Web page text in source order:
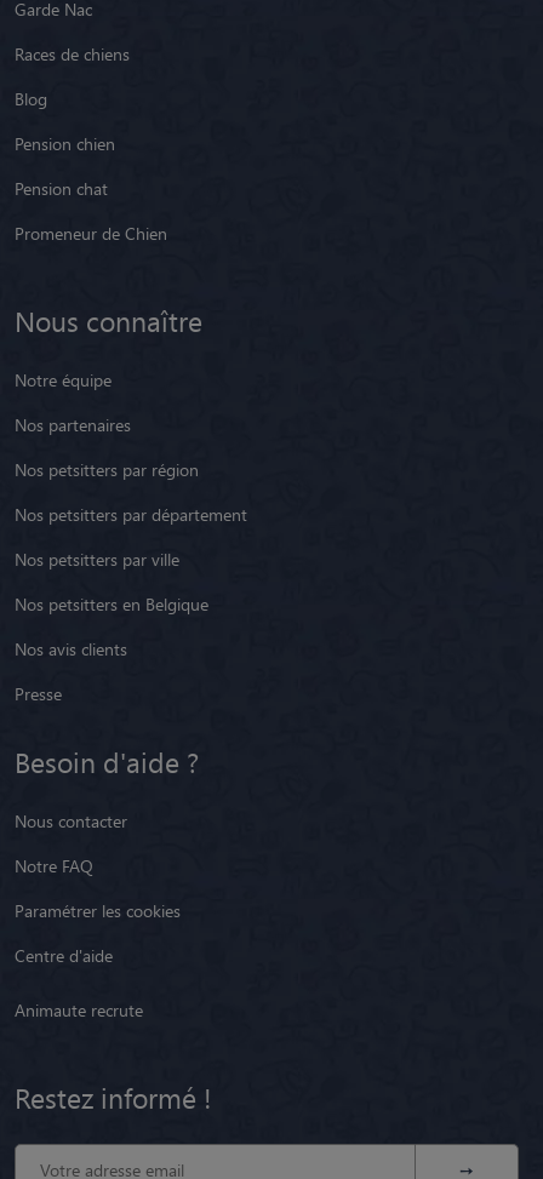
Garde Nac
Races de chiens
Blog
Pension chien
Pension chat
Promeneur de Chien
Nous connaître
Notre équipe
Nos partenaires
Nos petsitters par région
Nos petsitters par département
Nos petsitters par ville
Nos petsitters en Belgique
Nos avis clients
Presse
Besoin d'aide ?
Nous contacter
Notre FAQ
Paramétrer les cookies
Centre d'aide
Animaute recrute
Restez informé !